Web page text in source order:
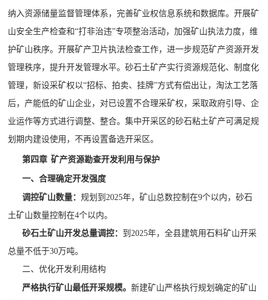
纳入资源储量监督管理体系，完善矿业权信息系统和数据库。开展矿
山安全生产检查和“打非治违”专项整治活动，加强矿山执法力度，维
护矿山秩序。开展矿产卫片执法检查工作，进一步规范矿产资源开发
管理秩序，提升开发管理水平。砂石土矿产实行资源规范化、制度化
管理，新设采矿权以“招标、拍卖、挂牌”方式有偿出让，淘汰工艺落
后，产能低的矿山企业，对已设置不合理采矿权，采取政府引导、企
业运作等方式进行调整、整合。集中开采区的砂石粘土矿产可满足规
划期内建设使用，不再设置备选开采区。
第四章 矿产资源勘查开发利用与保护
一、合理确定开发强度
调控矿山数量：规划到 2025年，矿山总数控制在9个以内 ，砂石
土矿山数量控制在4个以内。
砂石土矿山开发总量调控： 到 2025年，全县建筑用石料矿山开采
总量不低于30 万吨。
二、优化开发利用结构
严格执行矿山最低开采规模。新建矿山严格执行规划确定的矿山